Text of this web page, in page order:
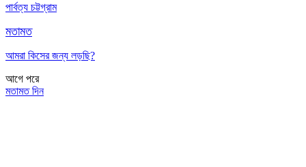
পার্বত্য চট্টগ্রাম
মতামত
আমরা কিসের জন্য লড়ছি?
আগে পরে
মতামত দিন